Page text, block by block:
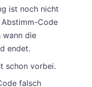
ist noch nicht
Code
wann die
endet.
schon vorbei.
falsch